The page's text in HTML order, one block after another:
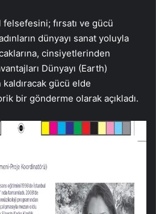
fırsatı ve gücü
dünyayı sanat yoluyla
cinsiyetlerinden
Dünyayı (Earth)
gücü elde
bir gönderme olarak açıkladı.